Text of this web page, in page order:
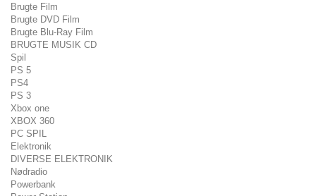
Brugte Film
Brugte DVD Film
Brugte Blu-Ray Film
BRUGTE MUSIK CD
Spil
PS 5
PS4
PS 3
Xbox one
XBOX 360
PC SPIL
Elektronik
DIVERSE ELEKTRONIK
Nødradio
Powerbank